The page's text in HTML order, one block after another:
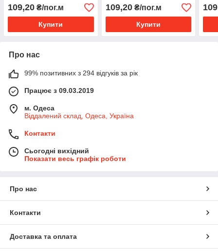
109,20 ₴/пог.м
Купити
109,20₴/пог.м
Купити
Про нас
99% позитивних з 294 відгуків за рік
Працює з 09.03.2019
м. Одеса
Віддалений склад, Одеса, Україна
Контакти
Сьогодні вихідний
Показати весь графік роботи
Про нас
Контакти
Доставка та оплата